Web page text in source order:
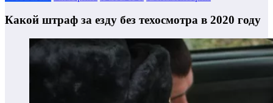
Какой штраф за езду без техосмотра в 2020 году